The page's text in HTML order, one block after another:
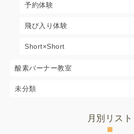
予約体験
飛び入り体験
Short×Short
酸素バーナー教室
未分類
月別リスト